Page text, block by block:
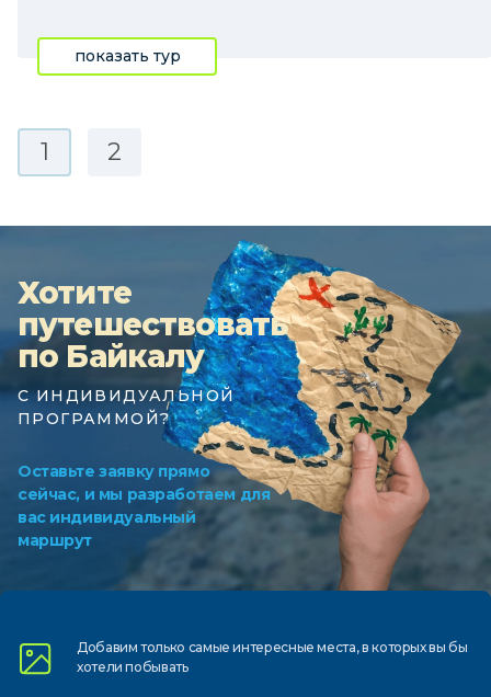
показать тур
1 2
Хотите
путешествовать
по Байкалу
С ИНДИВИДУАЛЬНОЙ
ПРОГРАММОЙ?
Оставьте заявку прямо
сейчас, и мы разработаем для
вас индивидуальный
маршрут
Добавим только самыеинтересные места, в которыхвы бы
хотели побывать